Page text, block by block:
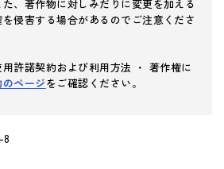
、著作物に対しみだりに変更を加える
侵害する場合があるのでご注意くださ
許諾契約および利用方法 ・ 著作権に
ページをご確認ください。
8